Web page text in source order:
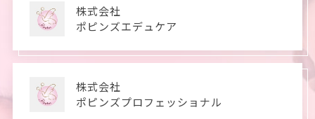
株式会社
ポピンズエデュケア
株式会社
ポピンズプロフェッショナル